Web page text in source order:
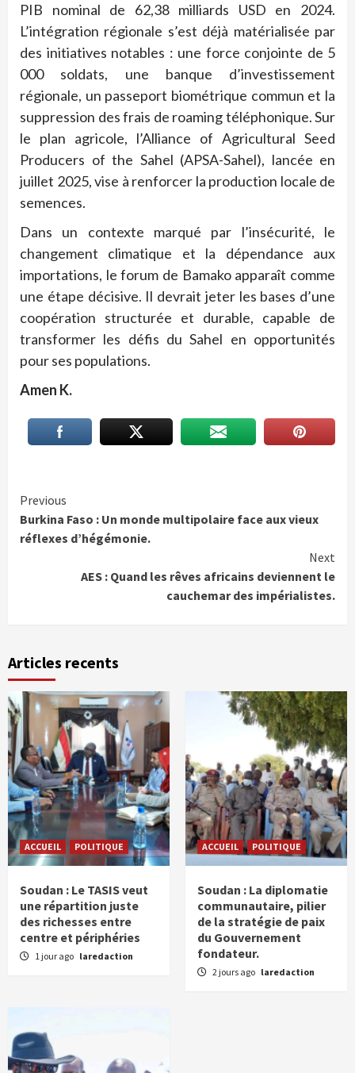
PIB nominal de 62,38 milliards USD en 2024.
L’intégration régionale s’est déjà matérialisée par
des initiatives notables : une force conjointe de 5
000 soldats, une banque d’investissement
régionale, un passeport biométrique commun et la
suppression des frais de roaming téléphonique. Sur
le plan agricole, l’Alliance of Agricultural Seed
Producers of the Sahel (APSA-Sahel), lancée en
juillet 2025, vise à renforcer la production locale de
semences.
Dans un contexte marqué par l’insécurité, le
changement climatique et la dépendance aux
importations, le forum de Bamako apparaît comme
une étape décisive. Il devrait jeter les bases d’une
coopération structurée et durable, capable de
transformer les défis du Sahel en opportunités
pour ses populations.
Amen K.
Continue
Reading
Previous
Burkina Faso : Un monde multipolaire face aux vieux
réflexes d’hégémonie.
Next
AES : Quand les rêves africains deviennent le
cauchemar des impérialistes.
Articles recents
ACCUEIL POLITIQUE
Soudan : Le TASIS veut
une répartition juste
des richesses entre
centre et périphéries
1 jour ago laredaction
ACCUEIL POLITIQUE
Soudan : La diplomatie
communautaire, pilier
de la stratégie de paix
du Gouvernement
fondateur.
2 jours ago laredaction